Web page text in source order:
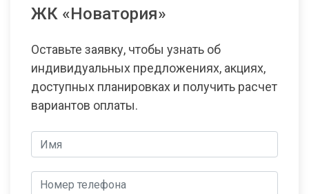
ЖК «Новатория»
Оставьте заявку, чтобы узнать об
индивидуальных предложениях, акциях,
доступных планировках и получить расчет
вариантов оплаты.